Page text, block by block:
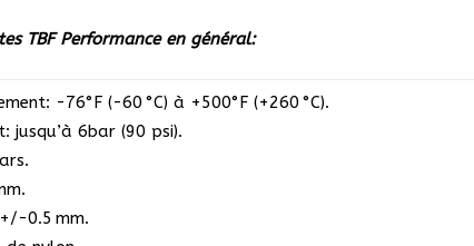
TBF Performance en général:
-76°F (-60 °C) à +500°F (+260 °C).
jusqu’à 6bar (90 psi).
0.5 mm.